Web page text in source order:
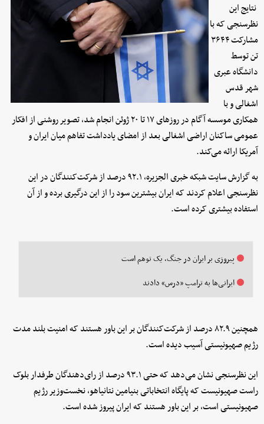
نتایج این
نظرسنجی که با
مشارکت ۳۶۴۴
تن توسط
دانشگاه عبری
شهر قدس
اشغالی و با
همکاری موسسه آگام در روزهای ۱۷ تا ۲۰ ژوئن انجام شد، تصویر روشنی از افکار
عمومی ساکنان اراضی اشغالی بعد از امضای یادداشت تفاهم میان ایران و
آمریکا ارائه می‌کند.
به گزارش سایت شبکه خبری الجزیره، ۹۲.۱ درصد از شرکت‌کنندگان در این
نظرسنجی اعلام کردند که ایران بیشترین سود را از این درگیری برده و از آن
استفاده بیشتری کرده است.
پیروزی بر ایران در جنگ، یک توهم است
ایرانی‌ها به ترامپ «درس» دادند
همچنین ۸۲.۹ درصد از شرکت‌کنندگان بر این باور هستند که امنیت بلند مدت
رژیم صهیونیستی آسیب دیده است.
این نظرسنجی نشان می‌دهد که حتی ۹۳.۱ درصد از رای‌دهندگان طرفدار بلوک
راست صهیونیست که پایگاه انتخاباتی بنیامین نتانیاهو، نخست‌وزیر رژیم
صهیونیستی است، بر این باور هستند که ایران پیروز شده است.